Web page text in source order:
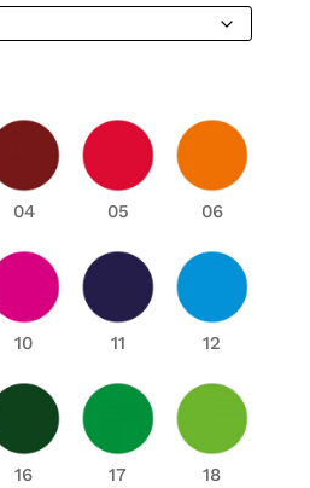
04 05 06
10 11 12
16 17 18